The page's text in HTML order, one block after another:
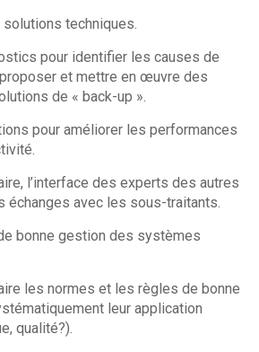
techniques.
pour identifier les causes de
et mettre en œuvre des
de « back-up ».
pour améliorer les performances
l’interface des experts des autres
échanges avec les sous-traitants.
bonne gestion des systèmes
les normes et les règles de bonne
leur application
qualité?).